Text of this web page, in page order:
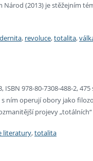
(2013) je stěžejním
, revoluce,totalita,
978-80-7308-488-2,
ním operují obory jako
projevy
literatury,totalita